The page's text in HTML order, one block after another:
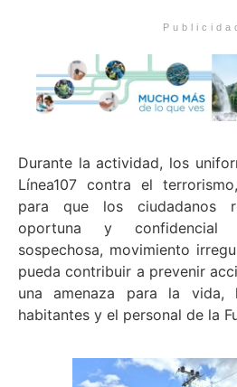
Durante la actividad, los
Línea107 contra el
para que los ciudadanos
oportuna y confidencial
sospechosa, movimiento
pueda contribuir a prevenir
una amenaza para la
habitantes y el personal de la